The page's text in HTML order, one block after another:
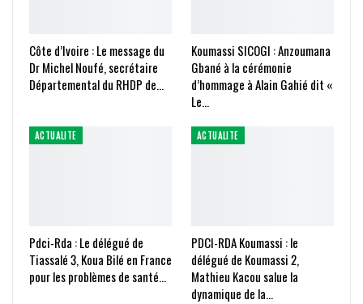
Côte d’Ivoire : Le message du
Dr Michel Noufé, secrétaire
Départemental du RHDP de…
Koumassi SICOGI : Anzoumana
Gbané à la cérémonie
d’hommage à Alain Gahié dit «
Le…
ACTUALITE
Pdci-Rda : Le délégué de
Tiassalé 3, Koua Bilé en France
pour les problèmes de santé…
ACTUALITE
PDCI-RDA Koumassi : le
délégué de Koumassi 2,
Mathieu Kacou salue la
dynamique de la…